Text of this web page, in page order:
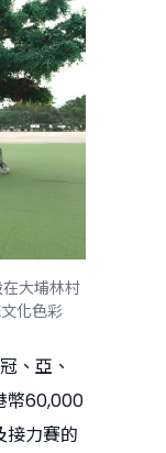
大埔林村
化色彩
、亞、
幣60,000
接力賽的